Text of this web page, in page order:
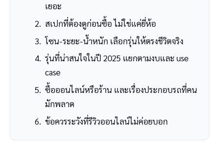
เยอะ
สเปกที่ต้องดูก่อนซื้อ ไม่ใช่แค่ยี่ห้อ
โซน-ระยะ-น้ำหนัก เลือกรุ่นให้ตรงชีวิตจริง
รุ่นที่น่าสนใจในปี 2025 แยกตามงบและ use
case
ซื้อออนไลน์หรือร้าน และเรื่องประกอบรถที่คน
มักพลาด
ข้อควรระวังที่รีวิวออนไลน์ไม่ค่อยบอก